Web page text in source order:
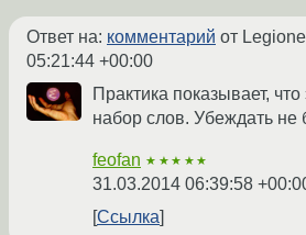
Ответ на: комментарий от
05:21:44 +00:00
Практика показывает, что
набор слов. Убеждать не
feofan ★★★★★
31.03.2014 06:39:58
Ссылка